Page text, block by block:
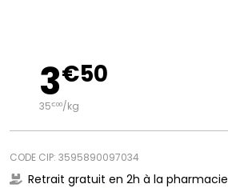
3€50
35€00/kg
CODE CIP: 3595890097034
Retrait gratuit en 2h à la pharmacie